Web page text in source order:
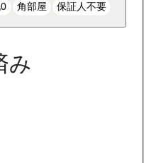
角部屋 保証人不要
み